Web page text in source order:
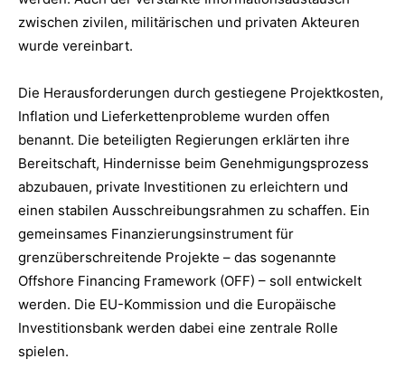
zwischen zivilen, militärischen und privaten Akteuren
wurde vereinbart.
Die Herausforderungen durch gestiegene Projektkosten,
Inflation und Lieferkettenprobleme wurden offen
benannt. Die beteiligten Regierungen erklärten ihre
Bereitschaft, Hindernisse beim Genehmigungsprozess
abzubauen, private Investitionen zu erleichtern und
einen stabilen Ausschreibungsrahmen zu schaffen. Ein
gemeinsames Finanzierungsinstrument für
grenzüberschreitende Projekte – das sogenannte
Offshore Financing Framework (OFF) – soll entwickelt
werden. Die EU-Kommission und die Europäische
Investitionsbank werden dabei eine zentrale Rolle
spielen.